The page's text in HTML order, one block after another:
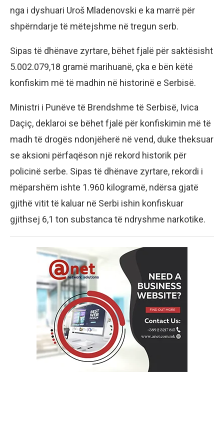
nga i dyshuari Uroš Mladenovski e ka marrë për
shpërndarje të mëtejshme në tregun serb.
Sipas të dhënave zyrtare, bëhet fjalë për saktësisht
5.002.079,18 gramë marihuanë, çka e bën këtë
konfiskim më të madhin në historinë e Serbisë.
Ministri i Punëve të Brendshme të Serbisë, Ivica
Daçiç, deklaroi se bëhet fjalë për konfiskimin më të
madh të drogës ndonjëherë në vend, duke theksuar
se aksioni përfaqëson një rekord historik për
policinë serbe. Sipas të dhënave zyrtare, rekordi i
mëparshëm ishte 1.960 kilogramë, ndërsa gjatë
gjithë vitit të kaluar në Serbi ishin konfiskuar
gjithsej 6,1 ton substanca të ndryshme narkotike.